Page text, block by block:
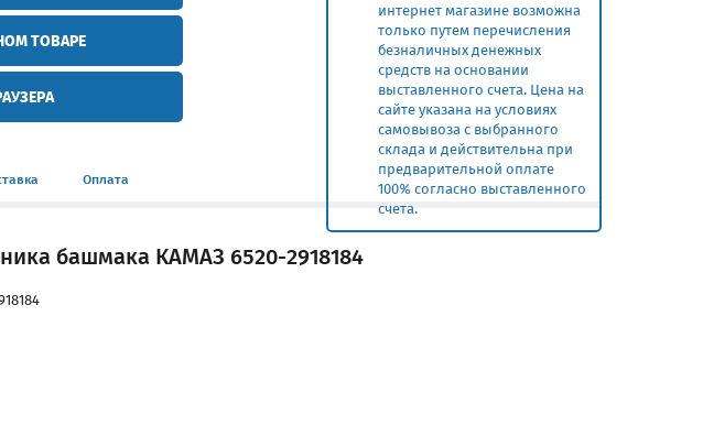
интернет магазине возможна
только путем перечисления
безналичных денежных
средств на основании
выставленного счета. Цена на
сайте указана на условиях
самовывоза с выбранного
склада и действительна при
предварительной оплате
100% согласно выставленного
счета.
ТОВАРЕ
Оплата
башмака КАМАЗ 6520-2918184